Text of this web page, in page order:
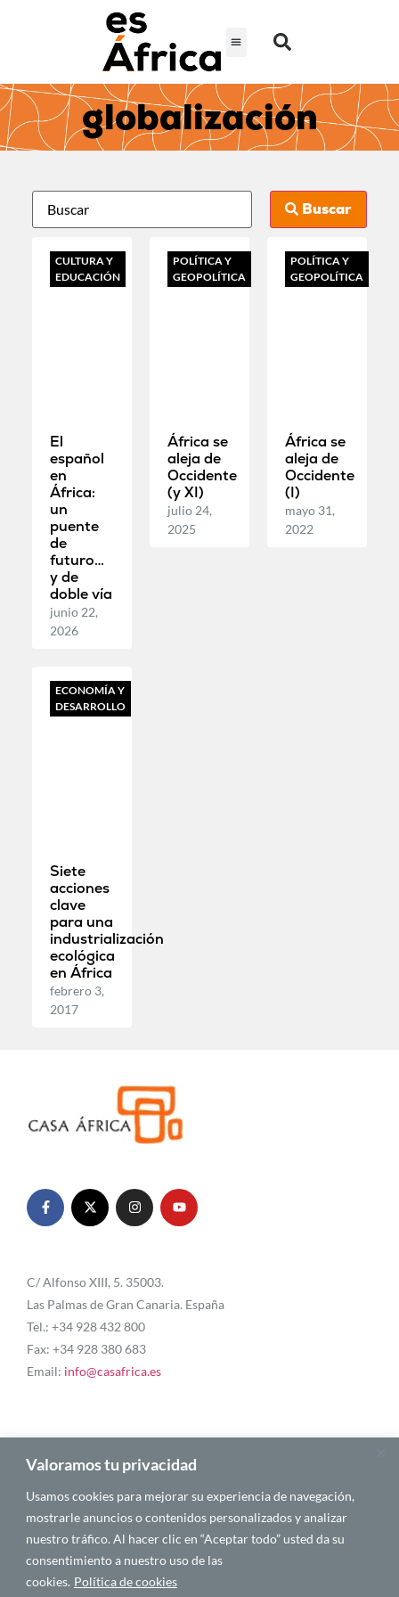
Valoramos tu privacidad
Usamos cookies para mejorar su experiencia de navegación,
mostrarle anuncios o contenidos personalizados y analizar
nuestro tráfico. Al hacer clic en “Aceptar todo” usted da su
consentimiento a nuestro uso de las
cookies. Política de cookies
globalización
Buscar
CULTURA Y
EDUCACIÓN
El
español
en
África:
un
puente
de
futuro…
y de
doble vía
junio 22,
2026
POLÍTICA Y
GEOPOLÍTICA
África se
aleja de
Occidente
(y XI)
julio 24,
2025
POLÍTICA Y
GEOPOLÍTICA
África se
aleja de
Occidente
(I)
mayo 31,
2022
ECONOMÍA Y
DESARROLLO
Siete
acciones
clave
para una
industrialización
ecológica
en África
febrero 3,
2017
C/ Alfonso XIII, 5. 35003.
Las Palmas de Gran Canaria. España
Tel.: +34 928 432 800
Fax: +34 928 380 683
Email: info@casafrica.es
Blog
Quiénes somos
Autores
Español